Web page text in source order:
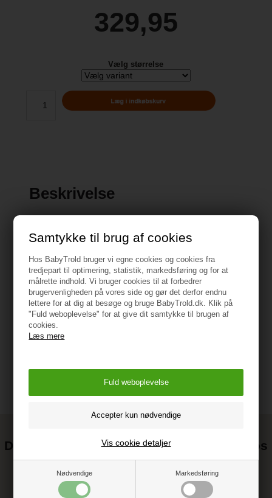
Samtykke til brug af cookies
Hos BabyTrold bruger vi egne cookies og cookies fra
tredjepart til optimering, statistik, markedsføring og for at
målrette indhold. Vi bruger cookies til at forbedrer
brugervenligheden på vores side og gør det derfor endnu
lettere for at dig at besøge og bruge BabyTrold.dk. Klik på
"Fuld weboplevelse" for at give dit samtykke til brugen af
cookies.
Læs mere
Nødvendige Markedsføring
Vis cookie detaljer
329,95
Vælg størrelse
Beskrivelse
Specifikationer
Vejledning
Det kan blive endnu billigere at handle hos
os! ;-)
Tilmeld dig vores nyhedsbrev og gå ikke glip af gode tilbud